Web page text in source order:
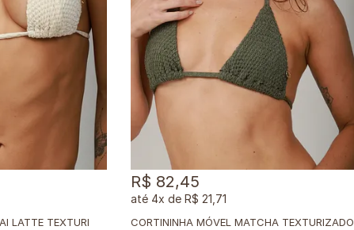
CORTININHA MÓVEL MATCHA TEXTURIZADO
R$ 82,45
4x de R$ 21,71